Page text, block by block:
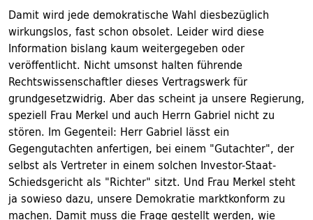
Damit wird jede demokratische Wahl diesbezüglich
wirkungslos, fast schon obsolet. Leider wird diese
Information bislang kaum weitergegeben oder
veröffentlicht. Nicht umsonst halten führende
Rechtswissenschaftler dieses Vertragswerk für
grundgesetzwidrig. Aber das scheint ja unsere Regierung,
speziell Frau Merkel und auch Herrn Gabriel nicht zu
stören. Im Gegenteil: Herr Gabriel lässt ein
Gegengutachten anfertigen, bei einem "Gutachter", der
selbst als Vertreter in einem solchen Investor-Staat-
Schiedsgericht als "Richter" sitzt. Und Frau Merkel steht
ja sowieso dazu, unsere Demokratie marktkonform zu
machen. Damit muss die Frage gestellt werden, wie